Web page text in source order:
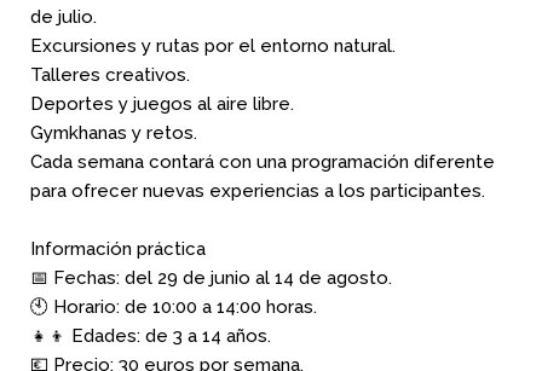
de julio.
Excursiones y rutas por el entorno natural.
Talleres creativos.
Deportes y juegos al aire libre.
Gymkhanas y retos.
Cada semana contará con una programación diferente
para ofrecer nuevas experiencias a los participantes.
Información práctica
📅 Fechas: del 29 de junio al 14 de agosto.
🕙 Horario: de 10:00 a 14:00 horas.
👧👦 Edades: de 3 a 14 años.
💶 Precio: 30 euros por semana.